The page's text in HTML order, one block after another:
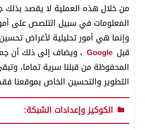
من خلال هذه العملية لا يقصد
المعلومات في سبيل التلصص على
وإنما هي أمور تحليلية لأغراض
قبل Google ، ويضاف إلى ذلك أن
المحفوظة من قبلنا سرية تماما،
التطوير والتحسين الخاص بموقعنا
الكوكيز وإعدادات الشبكة: